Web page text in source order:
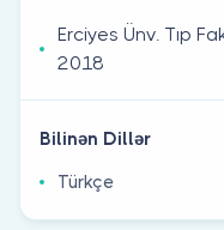
Erciyes Ünv. Tıp
2018
Bilinən Dillər
Türkçe